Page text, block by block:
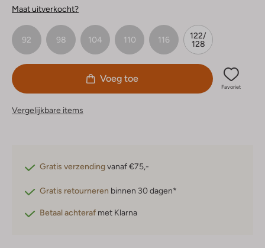
Maat uitverkocht?
92 98 104 110 116
122/
128
Voeg toe
Favoriet
Vergelijkbare items
Gratis verzendingvanaf €75,-
Gratis retourneren binnen 30 dagen*
Betaal achteraf met Klarna